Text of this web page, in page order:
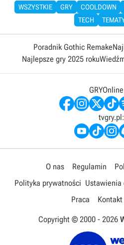
WSZYSTKIE GRY COOLDOWN
TECH
Poradnik Gothic Remake
Najlepsze gry 2025 roku
tvgry.pl:
O nas Regulamin
Polityka prywatności Ustawienia
Praca
Kontakt
Copyright © 2000 - 2026